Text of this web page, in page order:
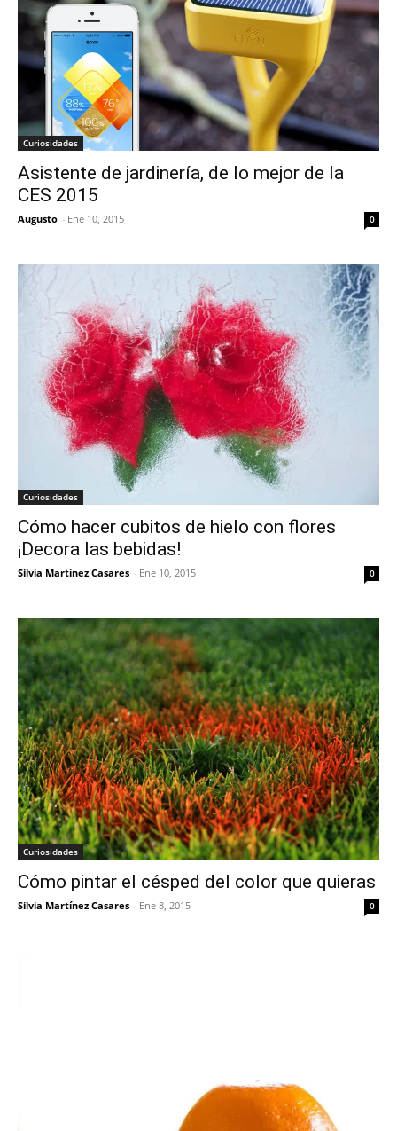
Curiosidades
Asistente de jardinería, de lo mejor de la
CES 2015
Augusto - Ene 10, 2015 0
Curiosidades
Cómo hacer cubitos de hielo con flores
¡Decora las bebidas!
Silvia Martínez Casares - Ene 10, 2015 0
Curiosidades
Cómo pintar el césped del color que quieras
Silvia Martínez Casares - Ene 8, 2015 0